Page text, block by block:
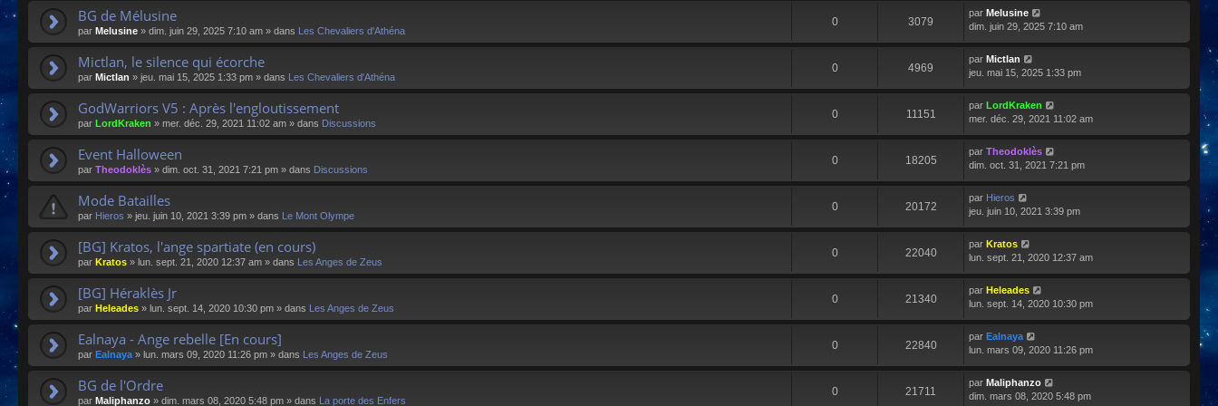
BG de Mélusine
par Melusine » dim. juin 29, 2025 7:10 am » dans Les Chevaliers d'Athéna
0 3079
par Melusine
dim. juin 29, 2025 7:10 am
Mictlan, le silence qui écorche
par Mictlan » jeu. mai 15, 2025 1:33 pm » dans Les Chevaliers d'Athéna
0 4969
par Mictlan
jeu. mai 15, 2025 1:33 pm
GodWarriors V5 : Après l'engloutissement
par LordKraken » mer. déc. 29, 2021 11:02 am » dans Discussions
0 11151
par LordKraken
mer. déc. 29, 2021 11:02 am
Event Halloween
par Theodoklès » dim. oct. 31, 2021 7:21 pm » dans Discussions
0 18205
par Theodoklès
dim. oct. 31, 2021 7:21 pm
Mode Batailles
par Hieros » jeu. juin 10, 2021 3:39 pm » dans Le Mont Olympe
0 20172
par Hieros
jeu. juin 10, 2021 3:39 pm
[BG] Kratos, l'ange spartiate (en cours)
par Kratos » lun. sept. 21, 2020 12:37 am » dans Les Anges de Zeus
0 22040
par Kratos
lun. sept. 21, 2020 12:37 am
[BG] Héraklès Jr
par Heleades » lun. sept. 14, 2020 10:30 pm » dans Les Anges de Zeus
0 21340
par Heleades
lun. sept. 14, 2020 10:30 pm
Ealnaya - Ange rebelle [En cours]
par Ealnaya» lun. mars 09, 2020 11:26 pm » dans Les Anges de Zeus
0 22840
par Ealnaya
lun. mars 09, 2020 11:26 pm
BG de l'Ordre
par Maliphanzo » dim. mars 08, 2020 5:48 pm » dans La porte des Enfers
0 21711
par Maliphanzo
dim. mars 08, 2020 5:48 pm